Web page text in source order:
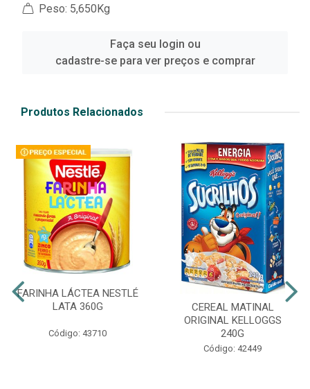
Peso: 5,650Kg
Faça seu login ou
cadastre-se para ver preços e comprar
Produtos Relacionados
FARINHA LÁCTEA NESTLÉ
LATA 360G
Código: 43710
CEREAL MATINAL
ORIGINAL KELLOGGS
240G
Código: 42449